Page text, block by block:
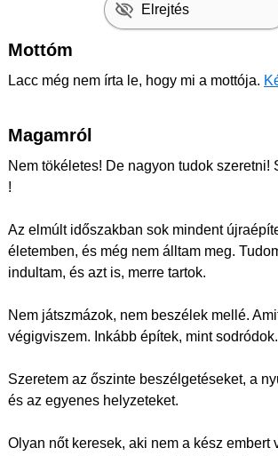
Elrejtés
Mottóm
Lacc még nem írta le, hogy mi a mottója.
Magamról
Nem tökéletes! De nagyon tudok szeretni!
!
Az elmúlt időszakban sok mindent
életemben, és még nem álltam meg.
indultam, és azt is, merre tartok.
Nem játszmázok, nem beszélek mellé.
végigviszem. Inkább építek, mint sodródok.
Szeretem az őszinte beszélgetéseket, a
és az egyenes helyzeteket.
Olyan nőt keresek, aki nem a kész embert